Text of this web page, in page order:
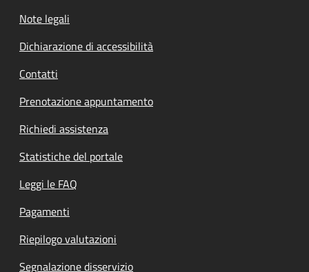
Note legali
Dichiarazione di accessibilità
Contatti
Prenotazione appuntamento
Richiedi assistenza
Statistiche del portale
Leggi le FAQ
Pagamenti
Riepilogo valutazioni
Segnalazione disservizio